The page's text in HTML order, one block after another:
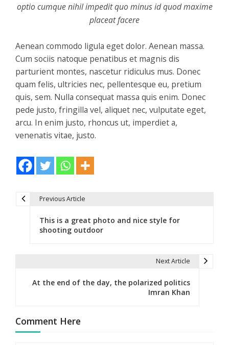
optio cumque nihil impedit quo minus id quod maxime
placeat facere
Aenean commodo ligula eget dolor. Aenean massa.
Cum sociis natoque penatibus et magnis dis
parturient montes, nascetur ridiculus mus. Donec
quam felis, ultricies nec, pellentesque eu, pretium
quis, sem. Nulla consequat massa quis enim. Donec
pede justo, fringilla vel, aliquet nec, vulputate eget,
arcu. In enim justo, rhoncus ut, imperdiet a,
venenatis vitae, justo.
c
i
Previous Article
This is a great photo and nice style for
shooting outdoor
Next Article
At the end of the day, the polarized politics
Imran Khan
Comment Here